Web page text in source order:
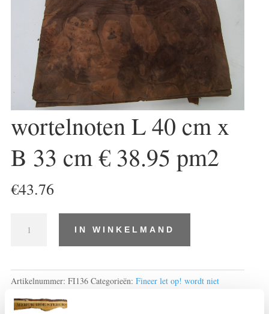
wortelnoten L 40 cm x
B 33 cm € 38.95 pm2
€43.76
33
IN WINKELMAND
Artikelnummer: FI136 Categorieën: Fineer let op! wordt niet